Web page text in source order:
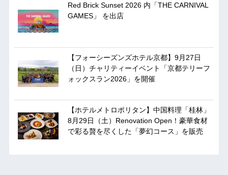
Red Brick Sunset 2026 内「THE CARNIVAL
GAMES」 を出店
【フォーシーズンズホテル京都】9月27日
（日）チャリティーイベント「京都テリーフ
ォックスラン2026」を開催
【ホテルメトロポリタン】中国料理「桂林」
8月29日（土）Renovation Open！豪華食材
で彩る贅を尽くした「夢幻コース」を販売